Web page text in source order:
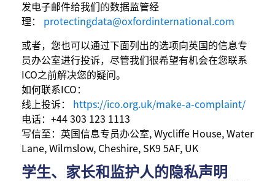
发电子邮件给我们的数据监管经
理： protectingdata@oxfordinternational.com
或者，您也可以通过下面列出的选项向英国的信息专
员办公室进行投诉，尽管我们很希望有机会在您联系
ICO之前解决您的疑问。
如何联系ICO：
线上投诉：
https://ico.org.uk/make-a-complaint/
电话：+44 303 123 1113
写信至：英国信息专员办公室, Wycliffe House, Water
Lane, Wilmslow, Cheshire, SK9 5AF, UK
学生、家长和监护人的隐私声明